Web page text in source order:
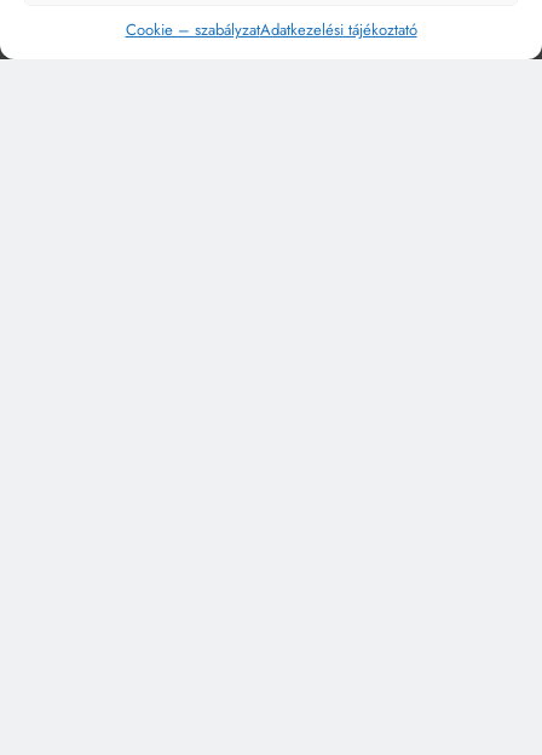
Cookie – szabályzatAdatkezelési tájékoztató